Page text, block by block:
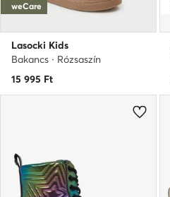
weCare
Lasocki Kids
Bakancs · Rózsaszín
15 995 Ft